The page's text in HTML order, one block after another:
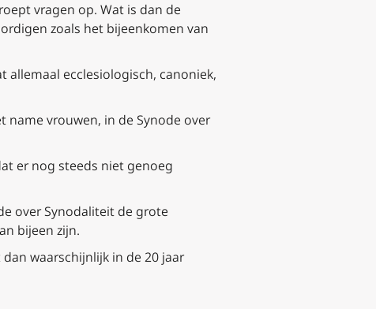
vragen op. Wat is dan de
zoals het bijeenkomen van
allemaal ecclesiologisch, canoniek,
name vrouwen, in de Synode over
er nog steeds niet genoeg
over Synodaliteit de grote
bijeen zijn.
waarschijnlijk in de 20 jaar